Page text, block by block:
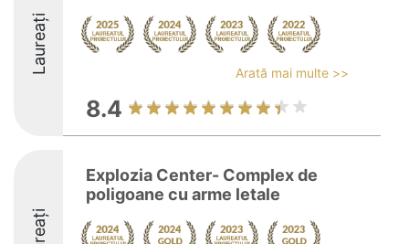
Laureați Arată mai multe >>
8.4
Explozia Center- Complex de
poligoane cu arme letale